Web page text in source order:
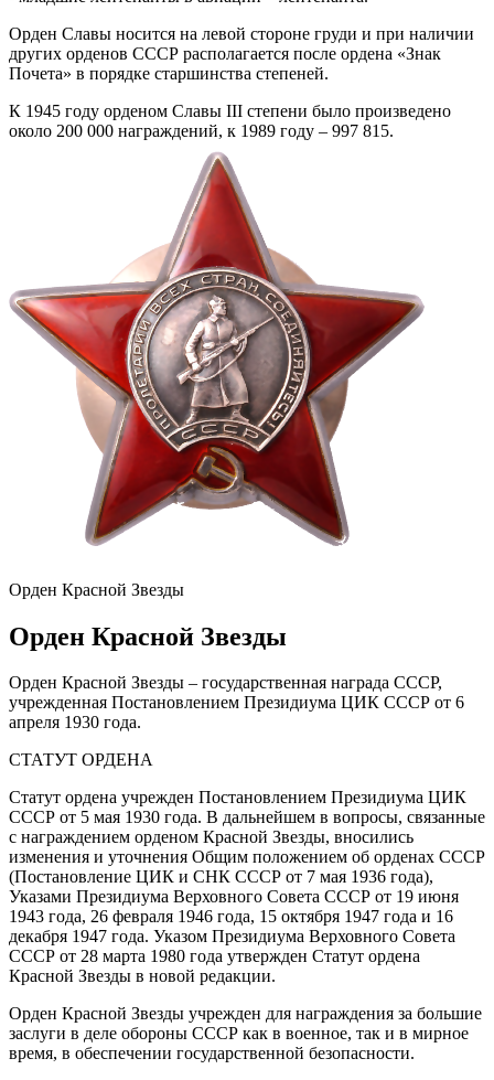
Орден Славы носится на левой стороне груди и при наличии
других орденов СССР располагается после ордена «Знак
Почета» в порядке старшинства степеней.
К 1945 году орденом Славы III степени было произведено
около 200 000 награждений, к 1989 году – 997 815.
Орден Красной Звезды
Орден Красной Звезды
Орден Красной Звезды – государственная награда СССР,
учрежденная Постановлением Президиума ЦИК СССР от 6
апреля 1930 года.
СТАТУТ ОРДЕНА
Статут ордена учрежден Постановлением Президиума ЦИК
СССР от 5 мая 1930 года. В дальнейшем в вопросы, связанные
с награждением орденом Красной Звезды, вносились
изменения и уточнения Общим положением об орденах СССР
(Постановление ЦИК и СНК СССР от 7 мая 1936 года),
Указами Президиума Верховного Совета СССР от 19 июня
1943 года, 26 февраля 1946 года, 15 октября 1947 года и 16
декабря 1947 года. Указом Президиума Верховного Совета
СССР от 28 марта 1980 года утвержден Статут ордена
Красной Звезды в новой редакции.
Орден Красной Звезды учрежден для награждения за большие
заслуги в деле обороны СССР как в военное, так и в мирное
время, в обеспечении государственной безопасности.